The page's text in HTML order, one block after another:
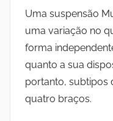
Uma suspensão
uma variação no
forma
quanto a sua
portanto, subtipos
quatro braços.